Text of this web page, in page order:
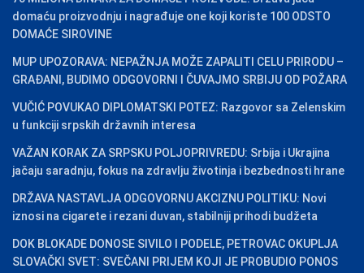
domaću proizvodnju i nagrađuje one koji koriste 100 ODSTO
DOMAĆE SIROVINE
MUP UPOZORAVA: NEPAŽNJA MOŽE ZAPALITI CELU PRIRODU –
GRAĐANI, BUDIMO ODGOVORNI I ČUVAJMO SRBIJU OD POŽARA
VUČIĆ POVUKAO DIPLOMATSKI POTEZ: Razgovor sa Zelenskim
u funkciji srpskih državnih interesa
VAŽAN KORAK ZA SRPSKU POLJOPRIVREDU: Srbija i Ukrajina
jačaju saradnju, fokus na zdravlju životinja i bezbednosti hrane
DRŽAVA NASTAVLJA ODGOVORNU AKCIZNU POLITIKU: Novi
iznosi na cigarete i rezani duvan, stabilniji prihodi budžeta
DOK BLOKADE DONOSE SIVILO I PODELE, PETROVAC OKUPLJA
SLOVAČKI SVET: SVEČANI PRIJEM KOJI JE PROBUDIO PONOS